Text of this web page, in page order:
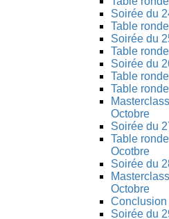
Soirée du
Table
Soirée du
Table
Soirée du
Table
Table
Octobre
Soirée du
Table
Ocotbre
Soirée du
Octobre
Conclusion
Soirée du